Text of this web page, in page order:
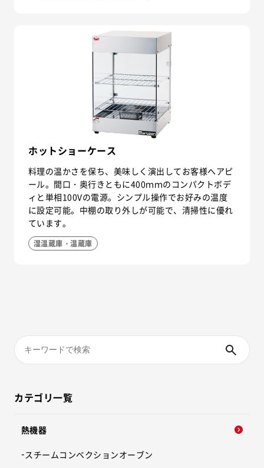
ホットショーケース
料理の温かさを保ち、美味しく演出してお客様へアピ
ール。間口・奥行きともに400ｍｍのコンパクトボデ
ィと単相100Vの電源。シンプル操作でお好みの温度
に設定可能。中棚の取り外しが可能で、清掃性に優れ
ています。
湿温蔵庫・温蔵庫
カテゴリ一覧
熱機器
スチームコンベクションオーブン